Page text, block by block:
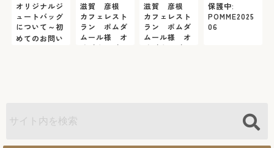
オリジナルジ
ュートバッグ
について～初
めてのお問い
滋賀 彦根
カフェレスト
ラン ポムダ
ムール様 オ
リジナルジュ
滋賀 彦根
カフェレスト
ラン ポムダ
ムール様 オ
リジナルジュ
保護中:
POMME2025
06